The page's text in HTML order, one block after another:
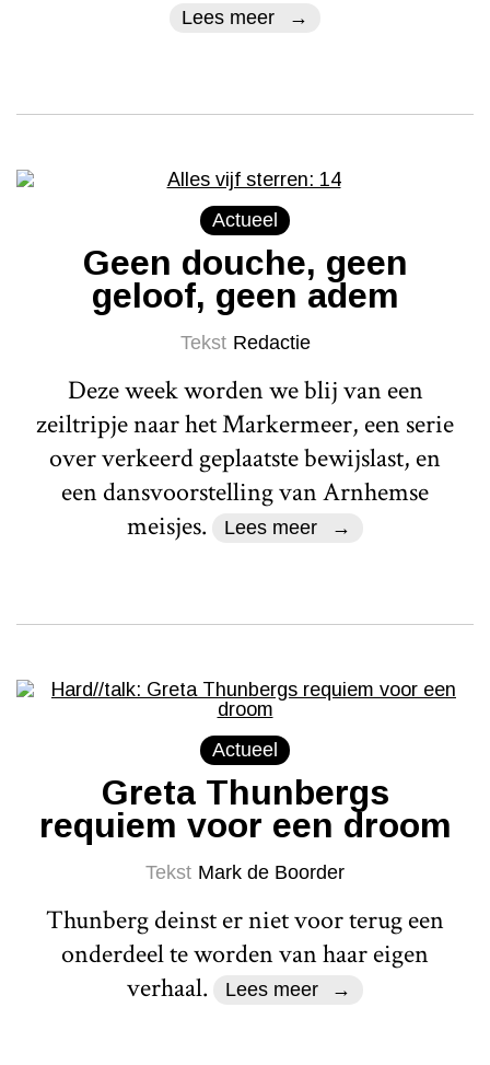
Lees meer
Actueel
Geen douche, geen
geloof, geen adem
Tekst Redactie
Deze week worden we blij van een
zeiltripje naar het Markermeer, een serie
over verkeerd geplaatste bewijslast, en
een dansvoorstelling van Arnhemse
meisjes.
Lees meer
Actueel
Greta Thunbergs
requiem voor een droom
Tekst Mark de Boorder
Thunberg deinst er niet voor terug een
onderdeel te worden van haar eigen
verhaal.
Lees meer